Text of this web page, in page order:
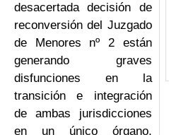
desacertada decisión de
reconversión del Juzgado
de Menores nº 2 están
generando graves
disfunciones en la
transición e integración
de ambas jurisdicciones
en un único órgano,